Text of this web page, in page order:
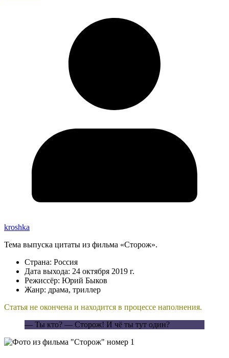
kroshka
Тема выпуска цитаты из фильма «Сторож».
Страна: Россия
Дата выхода: 24 октября 2019 г.
Режиссёр: Юрий Быков
Жанр: драма, триллер
Статья не окончена и находится в процессе наполнения.
— Ты кто? — Сторож! И чё ты тут один?